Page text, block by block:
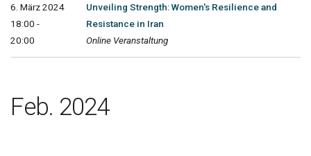
6. März 2024
18:00 -
20:00
Unveiling Strength: Women's Resilience and
Resistance in Iran
Online Veranstaltung
Feb. 2024